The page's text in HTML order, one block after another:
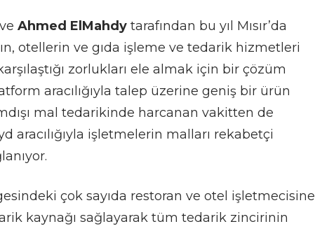
ve Ahmed ElMahdy tarafından bu yıl Mısır’da
otellerin ve gıda işleme ve tedarik hizmetleri
zorlukları ele almak için bir çözüm
aracılığıyla talep üzerine geniş bir ürün
mal tedarikinde harcanan vakitten de
aracılığıyla işletmelerin malları rekabetçi
çok sayıda restoran ve otel işletmecisine
kaynağı sağlayarak tüm tedarik zincirinin